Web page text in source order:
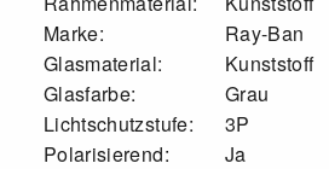
Marke:
Ray-Ban
Glasmaterial:
Kunststoff
Glasfarbe:
Grau
Lichtschutzstufe:
3P
Polarisierend:
Ja